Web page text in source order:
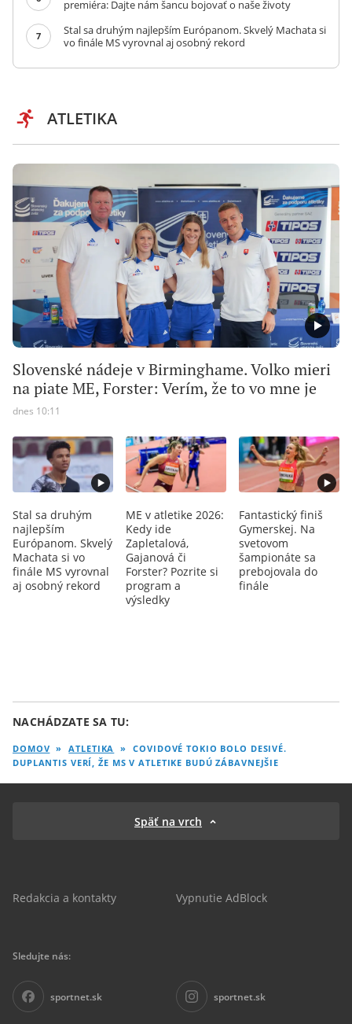
premiéra: Dajte nám šancu bojovať o naše životy
7
Stal sa druhým najlepším Európanom. Skvelý Machata si
vo finále MS vyrovnal aj osobný rekord
ATLETIKA
Slovenské nádeje v Birminghame. Volko mieri
na piate ME, Forster: Verím, že to vo mne je
dnes 10:11
Stal sa druhým
najlepším
Európanom. Skvelý
Machata si vo
finále MS vyrovnal
aj osobný rekord
ME v atletike 2026:
Kedy ide
Zapletalová,
Gajanová či
Forster? Pozrite si
program a
výsledky
Fantastický finiš
Gymerskej. Na
svetovom
šampionáte sa
prebojovala do
finále
NACHÁDZATE SA TU:
DOMOV » ATLETIKA »
COVIDOVÉ TOKIO BOLO DESIVÉ.
DUPLANTIS VERÍ, ŽE MS V ATLETIKE BUDÚ ZÁBAVNEJŠIE
Späť na vrch
Redakcia a kontakty Vypnutie AdBlock
Sledujte nás:
sportnet.sk sportnet.sk